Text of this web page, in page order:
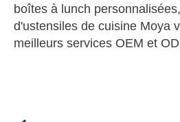
boîtes à lunch
d'ustensiles de cuisine Moya
meilleurs services OEM et